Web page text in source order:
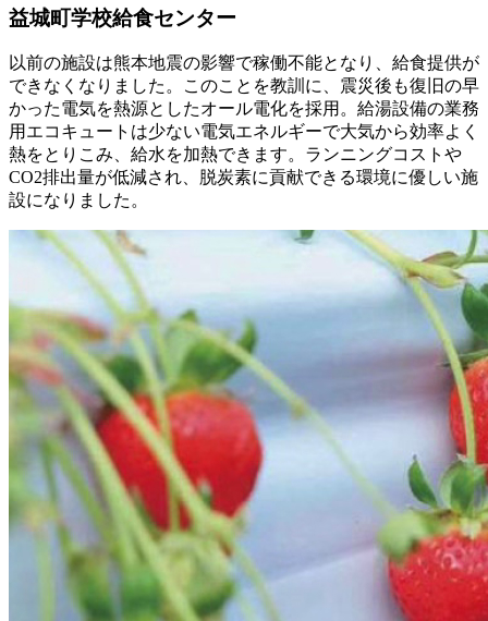
益城町学校給食センター
以前の施設は熊本地震の影響で稼働不能となり、給食提供が
できなくなりました。このことを教訓に、 震災後も復旧の早
かった電気を熱源としたオール電化を採用 。給湯設備の業務
用エコキュートは少ない電気エネルギーで大気から効率よく
熱をとりこみ、給水を加熱できます。 ランニングコストや
CO2排出量が低減され、脱炭素に貢献できる環境に優しい施
設になりました。